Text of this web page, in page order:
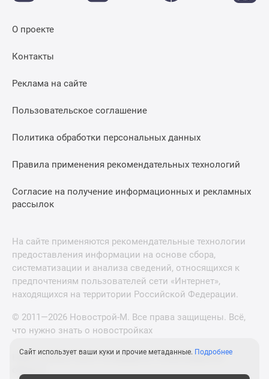
О проекте
Контакты
Реклама на сайте
Пользовательское соглашение
Политика обработки персональных данных
Правила применения рекомендательных технологий
Согласие на получение информационных и рекламных
рассылок
На сайте применяются рекомендательные технологии
предоставления информации на основе сбора,
систематизации и анализа сведений, относящихся к
предпочтениям пользователей сети «Интернет»,
находящихся на территории Российской Федерации.
© 2011—2026 Новострой-М. Все права защищены. Всё,
что нужно знать о новостройках
Новостройки Санкт-Петербурга и Ленинградской
Сайт использует ваши куки и прочие метаданные. Подробнее